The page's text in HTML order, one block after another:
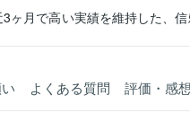
3ヶ月で高い実績を維持した、
よくある質問 評価・感想